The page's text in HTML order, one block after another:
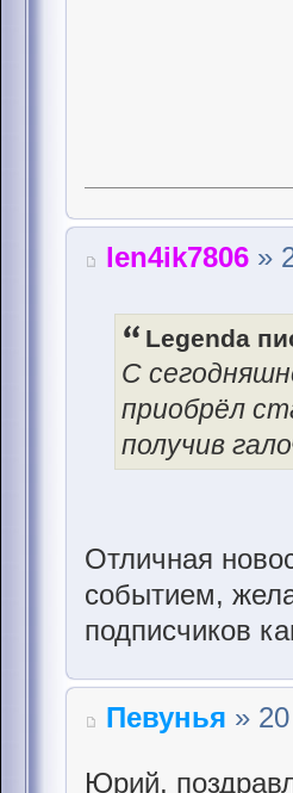
len4ik7806 »
Legenda
С
приобрёл
получив
Отличная
событием,
подписчиков
Певунья »
Юрий,